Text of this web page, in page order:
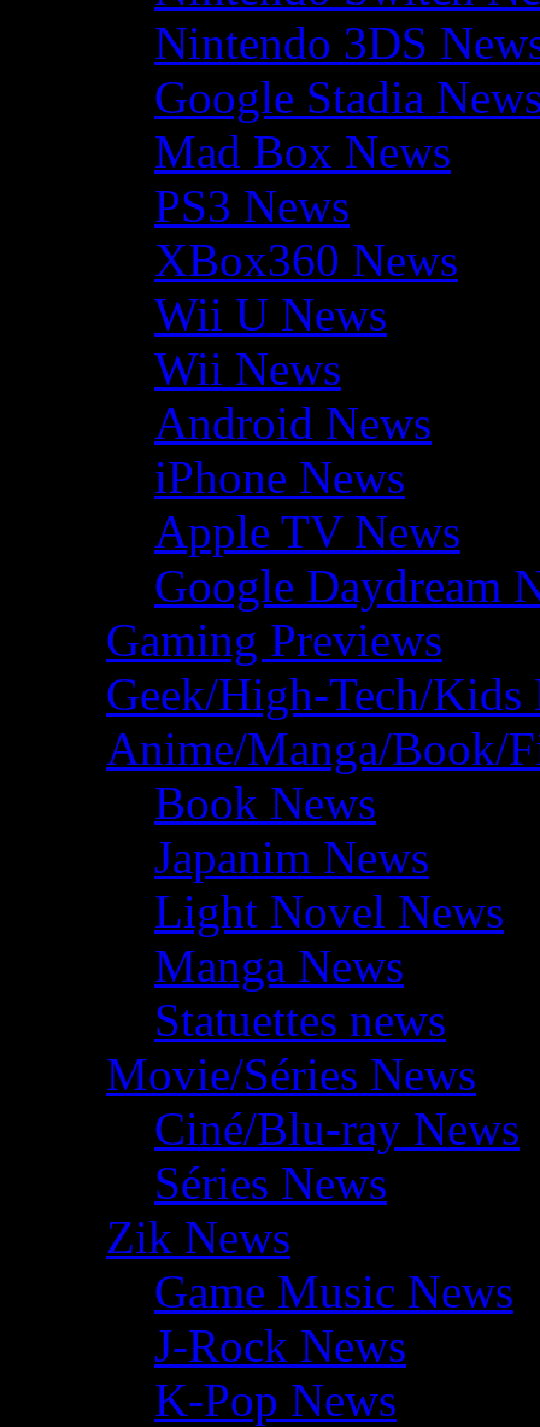
Nintendo 3DS
Google Stadia
Mad Box News
PS3 News
XBox360 News
Wii U News
Wii News
Android News
iPhone News
Apple TV News
Google Daydream
Gaming Previews
Geek/High-Tech/Kids
Anime/Manga/Book/
Book News
Japanim News
Light Novel News
Manga News
Statuettes news
Movie/Séries News
Ciné/Blu-ray News
Séries News
Zik News
Game Music News
J-Rock News
K-Pop News